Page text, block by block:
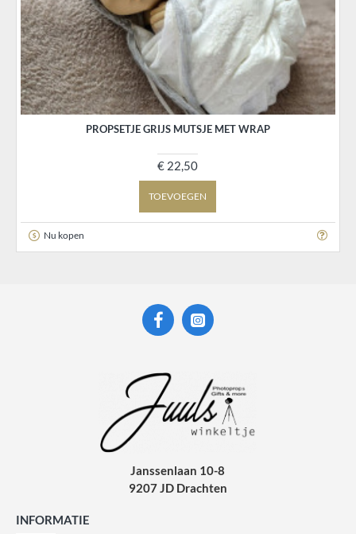
PROPSETJE GRIJS MUTSJE MET WRAP
€ 22,50
TOEVOEGEN
Nu kopen
Janssenlaan 10-8
9207 JD Drachten
INFORMATIE